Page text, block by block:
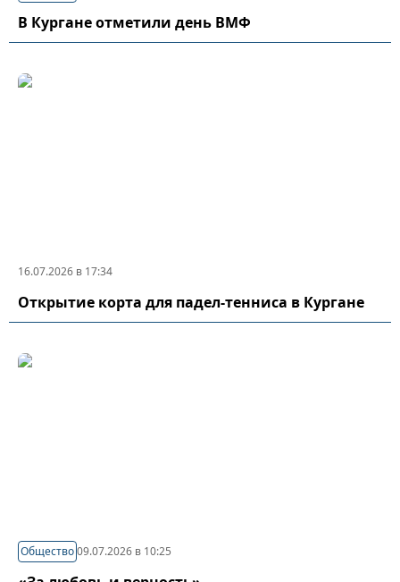
В Кургане отметили день ВМФ
16.07.2026 в 17:34
Открытие корта для падел-тенниса в Кургане
Общество09.07.2026 в 10:25